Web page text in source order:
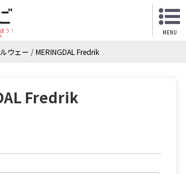
う！
MENU
ウェー /MERINGDAL Fredrik
Fredrik